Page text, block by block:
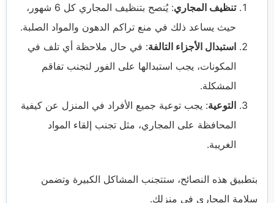
تنظيف المجاري
: يُنصح بتنظيف المجاري كل 6 شهور،
حيث يساعد ذلك في منع تراكم الدهون والمواد الصلبة.
استبدال الأجزاء التالفة: في حال ملاحظة أي تلف في
المكونات، يجب استبدالها على الفور لتجنب تفاقم
المشكلة.
التوعية: يجب توعية جميع الأفراد في المنزل عن كيفية
المحافظة على المجاري، مثل تجنب إلقاء المواد
الغريبة.
بتطبيق هذه النصائح، ستتجنب المشاكل الكبيرة وتضمن
سلامة المجاري في منزلك.